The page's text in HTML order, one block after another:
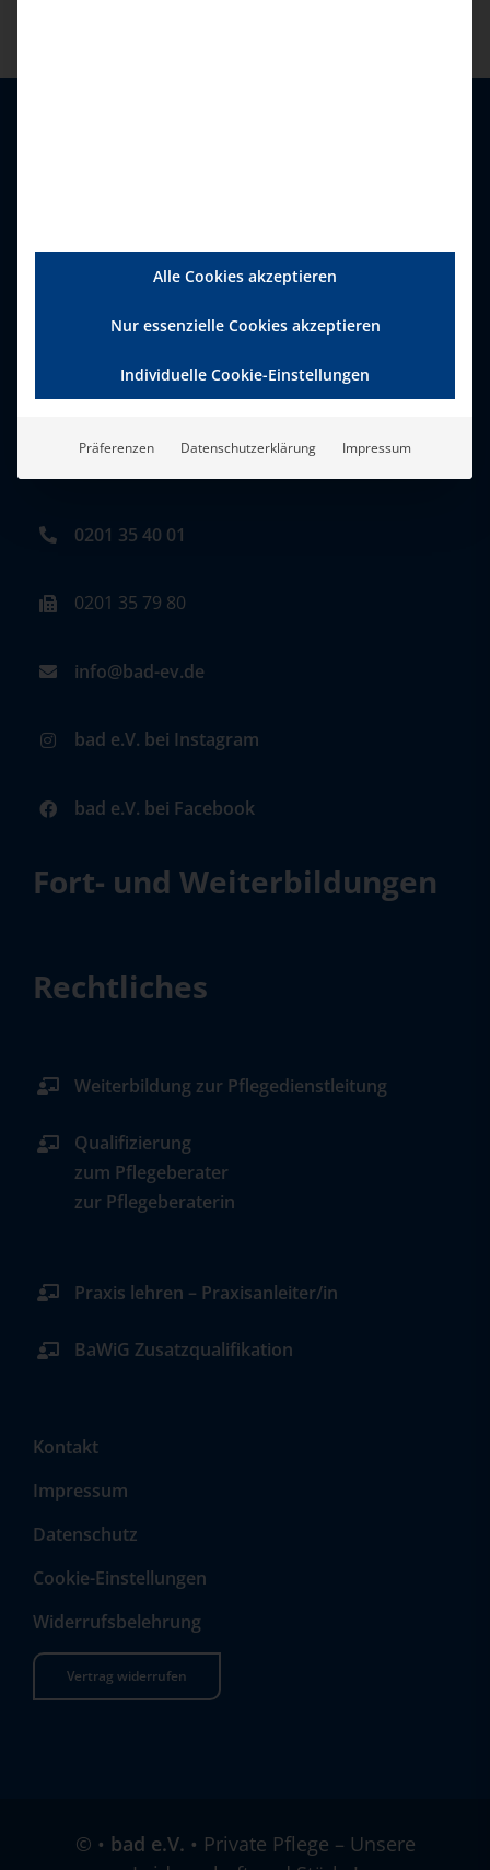
Dienste und Stationäre
0201 35 40 01
0201 35 79 80
info@bad-ev.de
bad e.V. bei Instagram
bad e.V. bei Facebook
Fort- und Weiterbildungen
Rechtliches
Weiterbildung zur Pflegedienstleitung
Qualifizierung
zum Pflegeberater
zur Pflegeberaterin
Praxis lehren – Praxisanleiter/in
BaWiG Zusatzqualifikation
Kontakt
Impressum
Datenschutz
Cookie-Einstellungen
Widerrufsbelehrung
Vertrag widerrufen
© • bad e.V. • Private Pflege – Unsere
Alle Cookies akzeptieren
Nur essenzielle Cookies akzeptieren
Individuelle Cookie-Einstellungen
Präferenzen Datenschutzerklärung Impressum